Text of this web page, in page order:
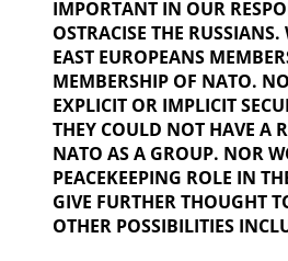
IMPORTANT IN OUR
OSTRACISE THE
EAST EUROPEANS
MEMBERSHIP OF NATO.
EXPLICIT OR IMPLICIT
THEY COULD NOT HAVE A
NATO AS A GROUP. NOR
PEACEKEEPING ROLE IN
GIVE FURTHERTHOUGHT
OTHER POSSIBILITIES